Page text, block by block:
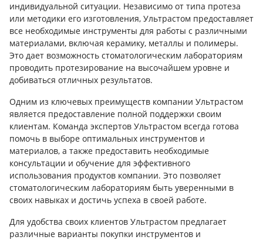
индивидуальной ситуации. Независимо от типа протеза
или методики его изготовления, Ультрастом предоставляет
все необходимые инструменты для работы с различными
материалами, включая керамику, металлы и полимеры.
Это дает возможность стоматологическим лабораториям
проводить протезирование на высочайшем уровне и
добиваться отличных результатов.
Одним из ключевых преимуществ компании Ультрастом
является предоставление полной поддержки своим
клиентам. Команда экспертов Ультрастом всегда готова
помочь в выборе оптимальных инструментов и
материалов, а также предоставить необходимые
консультации и обучение для эффективного
использования продуктов компании. Это позволяет
стоматологическим лабораториям быть уверенными в
своих навыках и достичь успеха в своей работе.
Для удобства своих клиентов Ультрастом предлагает
различные варианты покупки инструментов и